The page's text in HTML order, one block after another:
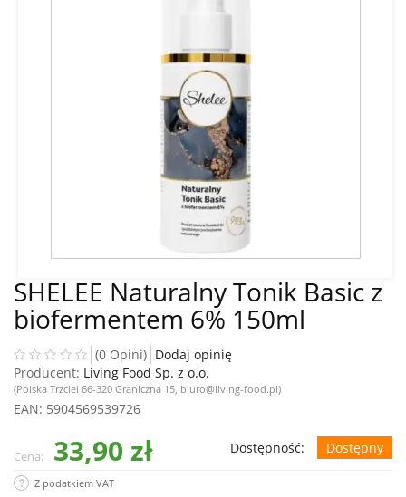
SHELEE Naturalny Tonik Basic z
biofermentem 6% 150ml
(0 Opini) Dodaj opinię
Producent: Living Food Sp. z o.o.
(Polska Trzciel 66-320 Graniczna 15, biuro@living-food.pl)
EAN: 5904569539726
Cena: 33,90 zł Dostępność: Dostępny
Z podatkiem VAT